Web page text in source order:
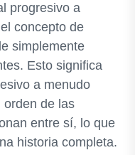
progresivo a
concepto de
simplemente
Esto significa
a menudo
orden de las
entre sí, lo que
historia completa.